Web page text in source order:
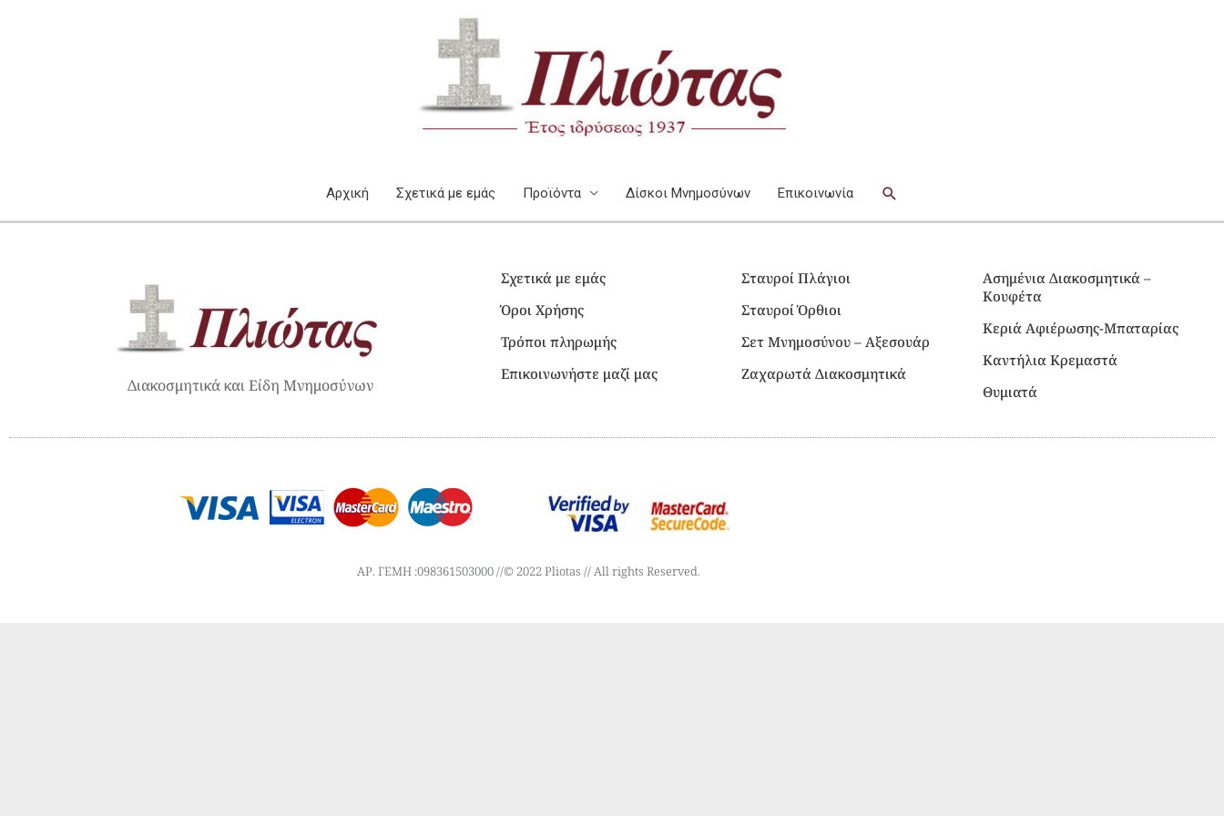
Αρχική Σχετικά με εμάς Προϊόντα Δίσκοι Μνημοσύνων Επικοινωνία Αναζήτηση
Διακοσμητικά και Είδη Μνημοσύνων
Σχετικά με εμάς
Όροι Χρήσης
Τρόποι πληρωμής
Επικοινωνήστε μαζί μας
Σταυροί Πλάγιοι
Σταυροί Όρθιοι
Σετ Μνημοσύνου – Αξεσουάρ
Ζαχαρωτά Διακοσμητικά
Ασημένια Διακοσμητικά –
Κουφέτα
Κεριά Αφιέρωσης-Μπαταρίας
Καντήλια Κρεμαστά
Θυμιατά
ΑΡ. ΓΕΜΗ :098361503000 //© 2022 Pliotas // All rights Reserved.